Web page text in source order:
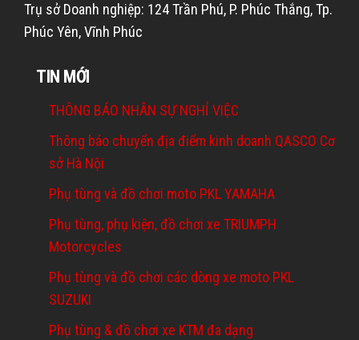
Trụ sở Doanh nghiệp: 124 Trần Phú, P. Phúc Thắng, Tp.
Phúc Yên, Vĩnh Phúc
TIN MỚI
THÔNG BÁO NHÂN SỰ NGHỈ VIỆC
Thông báo chuyển địa điểm kinh doanh QASCO Cơ
sở Hà Nội
Phụ tùng và đồ chơi moto PKL YAMAHA
Phụ tùng, phụ kiện, đồ chơi xe TRIUMPH
Motorcycles
Phụ tùng và đồ chơi các dòng xe moto PKL
SUZUKI
Phụ tùng & đồ chơi xe KTM đa dạng